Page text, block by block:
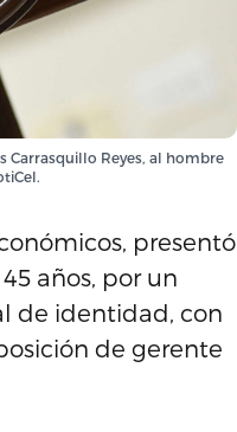
Carrasquillo Reyes, al hombre
presentó
años, por un
de identidad, con
de gerente